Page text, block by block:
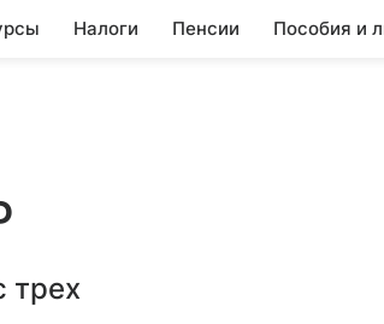
Налоги Пенсии Пособия и
трех